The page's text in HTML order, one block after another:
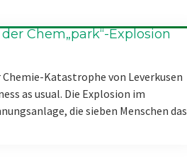
Chem„park“-Explosion
Katastrophe von Leverkusen
as usual. Die Explosion im
die sieben Menschen das